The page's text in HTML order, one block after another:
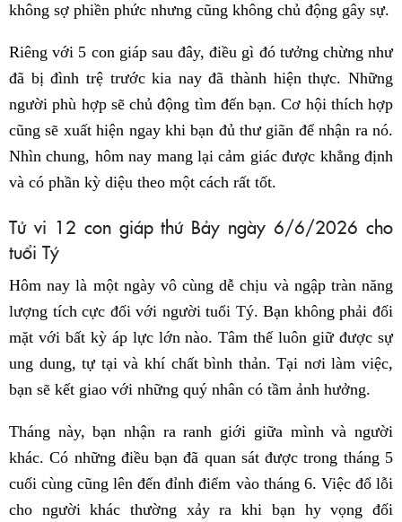
không sợ phiền phức nhưng cũng không chủ động gây sự.
Riêng với 5 con giáp sau đây, điều gì đó tưởng chừng như
đã bị đình trệ trước kia nay đã thành hiện thực. Những
người phù hợp sẽ chủ động tìm đến bạn. Cơ hội thích hợp
cũng sẽ xuất hiện ngay khi bạn đủ thư giãn để nhận ra nó.
Nhìn chung, hôm nay mang lại cảm giác được khẳng định
và có phần kỳ diệu theo một cách rất tốt.
Tử vi 12 con giáp thứ Bảy ngày 6/6/2026 cho
tuổi Tý
Hôm nay là một ngày vô cùng dễ chịu và ngập tràn năng
lượng tích cực đối với người tuổi Tý. Bạn không phải đối
mặt với bất kỳ áp lực lớn nào. Tâm thế luôn giữ được sự
ung dung, tự tại và khí chất bình thản. Tại nơi làm việc,
bạn sẽ kết giao với những quý nhân có tầm ảnh hưởng.
Tháng này, bạn nhận ra ranh giới giữa mình và người
khác. Có những điều bạn đã quan sát được trong tháng 5
cuối cùng cũng lên đến đỉnh điểm vào tháng 6. Việc đổ lỗi
cho người khác thường xảy ra khi bạn hy vọng đối